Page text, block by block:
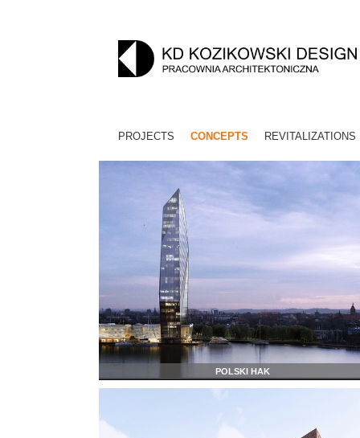
PROJECTS CONCEPTS REVITALIZATIONS
POLSKI HAK